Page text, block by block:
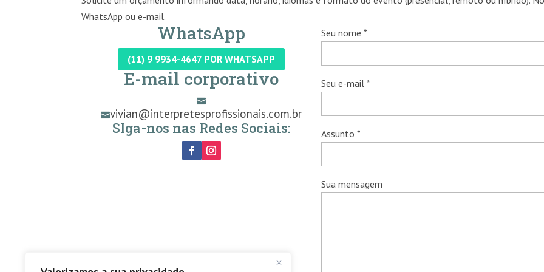
WhatsApp ou e-mail.
WhatsApp
(11) 9 9934-4647 POR WHATSAPP
E-mail corporativo

vivian@interpretesprofissionais.com.br
SIga-nos nas Redes Sociais:
Seu nome *
Seu e-mail *
Assunto *
Sua mensagem